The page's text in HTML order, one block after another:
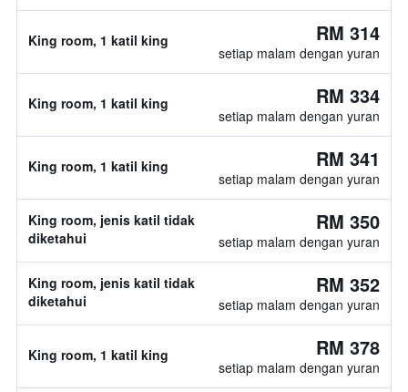
King room, 1 katil king RM 314
setiap malam dengan yuran
King room, 1 katil king RM 334
setiap malam dengan yuran
King room, 1 katil king RM 341
setiap malam dengan yuran
King room, jenis katil tidak
diketahui
RM 350
setiap malam dengan yuran
King room, jenis katil tidak
diketahui
RM 352
setiap malam dengan yuran
King room, 1 katil king RM 378
setiap malam dengan yuran